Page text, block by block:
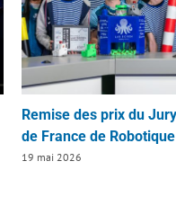
Remise des prix du
de France de
19 mai 2026